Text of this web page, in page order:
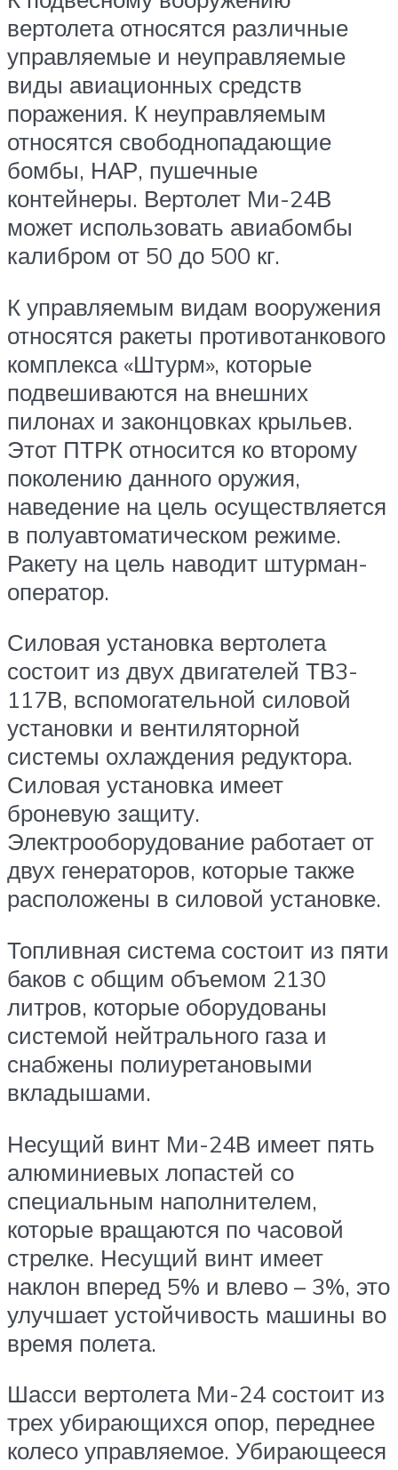
вертолета относятся различные
управляемые и неуправляемые
виды авиационных средств
поражения. К неуправляемым
относятся свободнопадающие
бомбы, НАР, пушечные
контейнеры. Вертолет Ми-24В
может использовать авиабомбы
калибром от 50 до 500 кг.
К управляемым видам вооружения
относятся ракеты противотанкового
комплекса «Штурм», которые
подвешиваются на внешних
пилонах и законцовках крыльев.
Этот ПТРК относится ко второму
поколению данного оружия,
наведение на цель осуществляется
в полуавтоматическом режиме.
Ракету на цель наводит штурман-
оператор.
Силовая установка вертолета
состоит из двух двигателей ТВ3-
117В, вспомогательной силовой
установки и вентиляторной
системы охлаждения редуктора.
Силовая установка имеет
броневую защиту.
Электрооборудование работает от
двух генераторов, которые также
расположены в силовой установке.
Топливная система состоит из пяти
баков с общим объемом 2130
литров, которые оборудованы
системой нейтрального газа и
снабжены полиуретановыми
вкладышами.
Несущий винт Ми-24В имеет пять
алюминиевых лопастей со
специальным наполнителем,
которые вращаются по часовой
стрелке. Несущий винт имеет
наклон вперед 5% и влево – 3%, это
улучшает устойчивость машины во
время полета.
Шасси вертолета Ми-24 состоит из
трех убирающихся опор, переднее
колесо управляемое. Убирающееся